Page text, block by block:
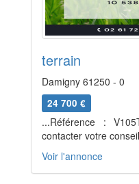
terrain
Damigny 61250 - 0
24 700 €
...Référence :
contacter votre
Voir l'annonce